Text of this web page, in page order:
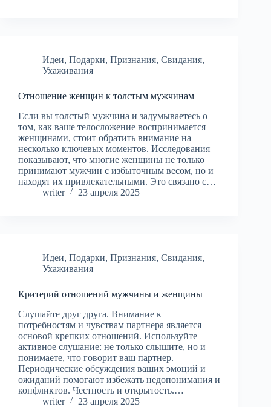
Идеи, Подарки, Признания, Свидания,
Ухаживания
Отношение женщин к толстым мужчинам
Если вы толстый мужчина и задумываетесь о
том, как ваше телосложение воспринимается
женщинами, стоит обратить внимание на
несколько ключевых моментов. Исследования
показывают, что многие женщины не только
принимают мужчин с избыточным весом, но и
находят их привлекательными. Это связано с…
writer
23 апреля 2025
Идеи, Подарки, Признания, Свидания,
Ухаживания
Критерий отношений мужчины и женщины
Слушайте друг друга. Внимание к
потребностям и чувствам партнера является
основой крепких отношений. Используйте
активное слушание: не только слышите, но и
понимаете, что говорит ваш партнер.
Периодические обсуждения ваших эмоций и
ожиданий помогают избежать недопонимания и
конфликтов. Честность и открытость.…
writer
23 апреля 2025